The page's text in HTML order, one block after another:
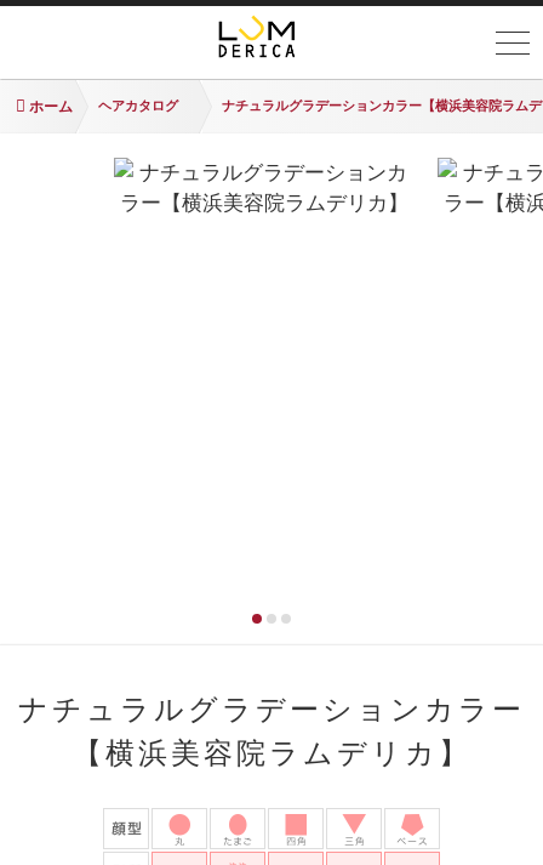
ホーム ヘアカタログ ナチュラルグラデーションカラー【横浜美容院ラム
ナチュラルグラデーションカラー
【横浜美容院ラムデリカ】